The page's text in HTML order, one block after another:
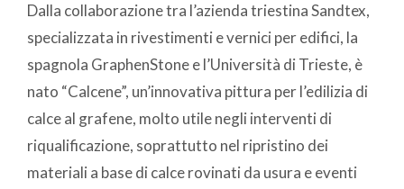
Dalla collaborazione tra l’azienda triestina Sandtex,
specializzata in rivestimenti e vernici per edifici, la
spagnola GraphenStone e l’Università di Trieste, è
nato “Calcene”, un’innovativa pittura per l’edilizia di
calce al grafene, molto utile negli interventi di
riqualificazione, soprattutto nel ripristino dei
materiali a base di calce rovinati da usura e eventi